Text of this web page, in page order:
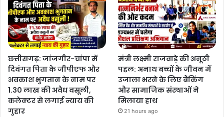
छत्तीसगढ़: जांजगीर-चांपा में
दिवंगत पिता के जीपीएफ और
अवकाश भुगतान के नाम पर
1.30 लाख की अवैध वसूली,
कलेक्टर से लगाई न्याय की
गुहार
मंत्री लक्ष्मी राजवाड़े की अनूठी
पहल: अनाथ बच्चों के जीवन में
उजाला भरने के लिए बैंकिंग
और सामाजिक संस्थाओं ने
मिलाया हाथ
21 hours ago